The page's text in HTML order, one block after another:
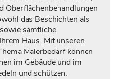
Oberflächenbehandlungen
das Beschichten als
sämtliche
Haus. Mit unseren
Malerbedarf können
im Gebäude und im
und schützen.